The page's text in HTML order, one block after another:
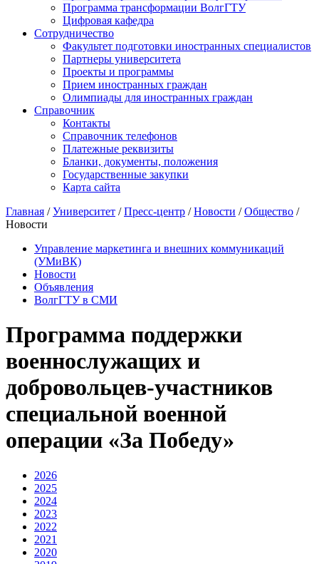
Программа трансформации ВолгГТУ
Цифровая кафедра
Сотрудничество
Факультет подготовки иностранных специалистов
Партнеры университета
Проекты и программы
Прием иностранных граждан
Олимпиады для иностранных граждан
Справочник
Контакты
Справочник телефонов
Платежные реквизиты
Бланки, документы, положения
Государственные закупки
Карта сайта
Главная /Университет /Пресс-центр /Новости /Общество /
Новости
Управление маркетинга и внешних коммуникаций
(УМиВК)
Новости
Объявления
ВолгГТУ в СМИ
Программа поддержки
военнослужащих и
добровольцев-участников
специальной военной
операции «За Победу»
2026
2025
2024
2023
2022
2021
2020